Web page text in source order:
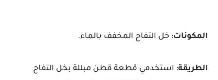
المكونات: خل التفاح المخفف بالماء.
الطريقة: استخدمي قطعة قطن مبللة بخل التفاح